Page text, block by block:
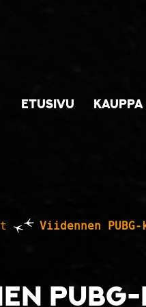
ETUSIVU KAUPPA
ostoskori
Viidennen